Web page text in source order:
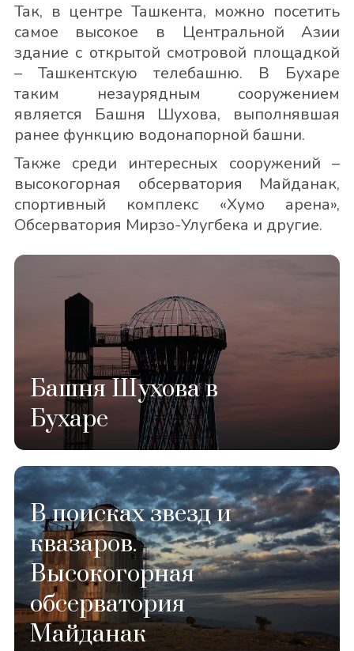
Так, в центре Ташкента, можно посетить
самое высокое в Центральной Азии
здание с открытой смотровой площадкой
– Ташкентскую телебашню. В Бухаре
таким незаурядным сооружением
является Башня Шухова, выполнявшая
ранее функцию водонапорной башни.
Также среди интересных сооружений –
высокогорная обсерватория Майданак,
спортивный комплекс «Хумо арена»,
Обсерватория Мирзо-Улугбека и другие.
Башня Шухова в
Бухаре
В поисках звезд и
квазаров.
Высокогорная
обсерватория
Майданак